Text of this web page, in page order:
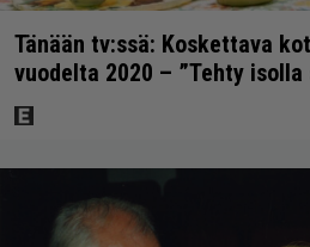
Tänään tv:ssä: Koskettava
vuodelta 2020 – ”Tehty isolla